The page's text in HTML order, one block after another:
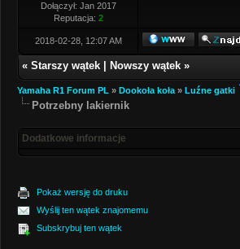
Dołączył: Jan 2017
Reputacja: 2
2018-02-28, 12:07 AM
« Starszy wątek Nowszy wątek »
Yamaha R1 Forum PL » Dookoła koła » Luźne gatki
Potrzebny lakiernik
Dodatkowe informacje
Pokaż wersję do druku
Wyślij ten wątek znajomemu
Subskrybuj ten wątek